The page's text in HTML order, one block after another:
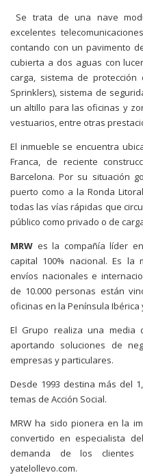
Se trata de una nave
excelentes
contando con un pavimento
cubierta a dos aguas con
carga, sistema de protección
Sprinklers), sistema de
un altillo para las oficinas y
vestuarios, entre otras
El inmueble se encuentra
Franca, de reciente
Barcelona. Por su situación
puerto como a la Ronda
todas las vías rápidas que
público como privado o de
MRW es la compañía líder
capital 100% nacional. Es la
envíos nacionales e
de 10.000 personas están
oficinas en la Península Ibérica
El Grupo realiza una media
aportando soluciones de
empresas y particulares.
Desde 1993 destina más del
temas de Acción Social.
MRW ha sido pionera en la
convertido en especialista
demanda de los clientes
yatelollevo.com.